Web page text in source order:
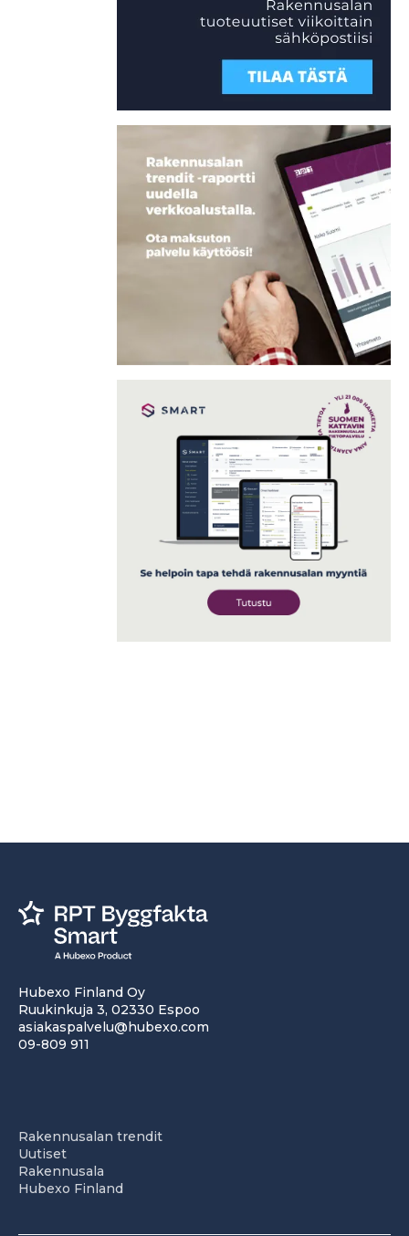
Hubexo Finland Oy
Ruukinkuja 3, 02330 Espoo
asiakaspalvelu@hubexo.com
09-809 911
Rakennusalan trendit
Uutiset
Rakennusala
Hubexo Finland